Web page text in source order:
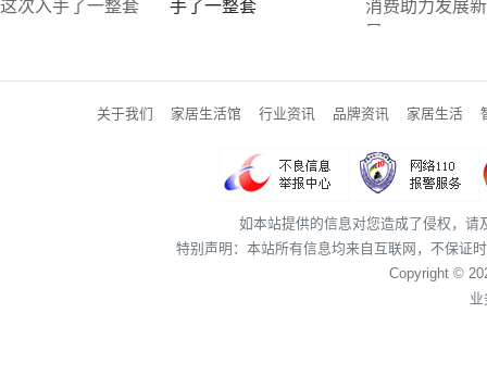
手了一整套
关于我们 家居生活馆 行业资讯 品牌资讯 家居生活
如本站提供的信息对您造成了侵权，
特别声明：本站所有信息均来自互联网，不保证
Copyright ©